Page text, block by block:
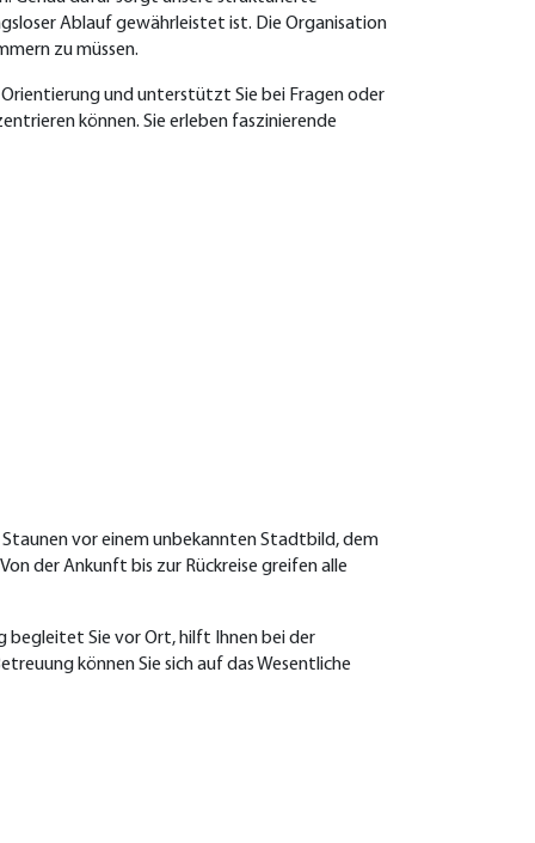
Ablauf gewährleistet ist. Die Organisation
zu müssen.
und unterstützt Sie bei Fragen oder
können. Sie erleben faszinierende
vor einem unbekannten Stadtbild, dem
der Ankunft bis zur Rückreise greifen alle
begleitet Sie vor Ort, hilft Ihnen bei der
können Sie sich auf das Wesentliche